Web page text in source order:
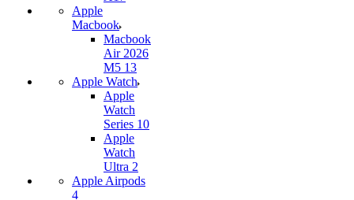
Apple
Macbook
Macbook
Air 2026
M5 13
Apple Watch
Apple
Watch
Series 10
Apple
Watch
Ultra 2
Apple Airpods
4